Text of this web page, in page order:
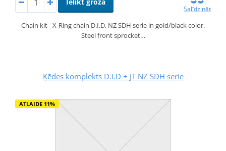
Salīdzināt
Chain kit - X-Ring chain D.I.D, NZ SDH serie in gold/black color.
Steel front sprocket…
Ķēdes komplekts D.I.D + JT NZ SDH serie
ATLAIDE 11%